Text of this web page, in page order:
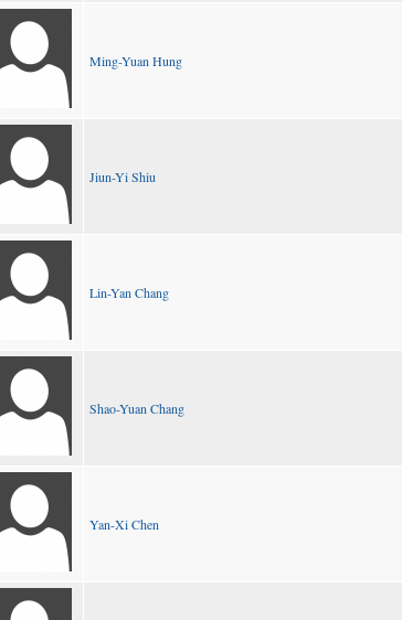
Ming-Yuan Hung
Jiun-Yi Shiu
Lin-Yan Chang
Shao-Yuan Chang
Yan-Xi Chen